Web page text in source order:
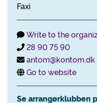
Faxi
Write to the
28 90 75 90
antom@kontom.dk
Go to website
Se arrangørklubben